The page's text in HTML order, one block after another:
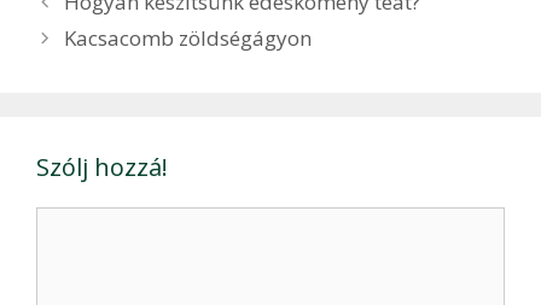
navigáció
Kacsacomb zöldségágyon
Szólj hozzá!